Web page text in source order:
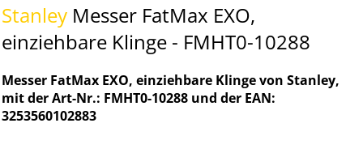
Stanley Messer FatMax EXO,
einziehbare Klinge - FMHT0-10288
Messer FatMax EXO, einziehbare Klinge von Stanley,
mit der Art-Nr.: FMHT0-10288 und der EAN:
3253560102883